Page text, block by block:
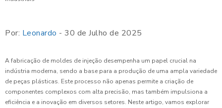
Por: Leonardo - 30 de Julho de 2025
A fabricação de moldes de injeção desempenha um papel crucial na
indústria moderna, sendo a base para a produção de uma ampla variedade
de peças plásticas. Este processo não apenas permite a criação de
componentes complexos com alta precisão, mas também impulsiona a
eficiência e a inovação em diversos setores. Neste artigo, vamos explorar